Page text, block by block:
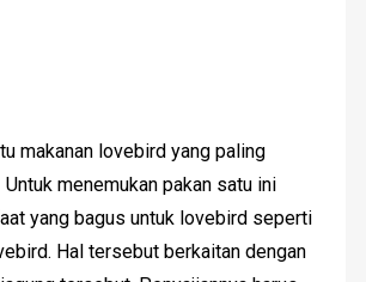
makanan lovebird yang paling
menemukan pakan satu ini
yang bagus untuk lovebird seperti
Hal tersebut berkaitan dengan